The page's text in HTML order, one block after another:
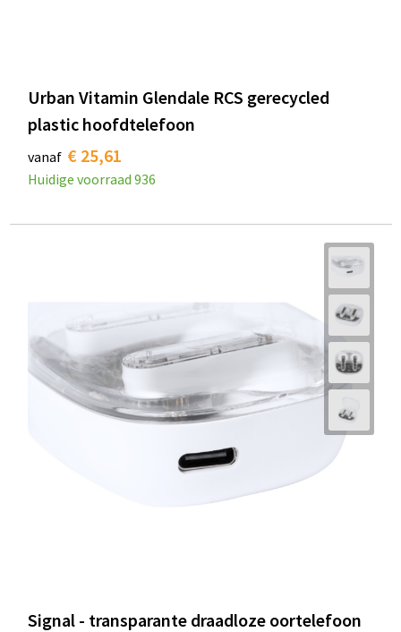
Urban Vitamin Glendale RCS gerecycled
plastic hoofdtelefoon
vanaf € 25,61
Huidige voorraad 936
Signal - transparante draadloze oortelefoon